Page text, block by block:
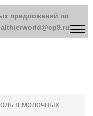
в молочных
предложений по